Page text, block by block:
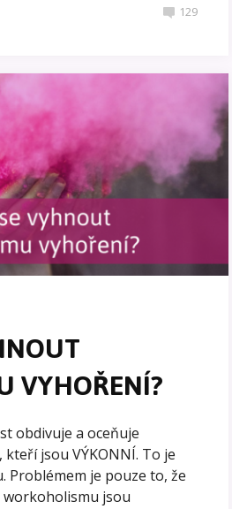
129
VYHOŘENÍ?
obdivuje a oceňuje
kteří jsou VÝKONNÍ. To je
Problémem je pouze to, že
jsou